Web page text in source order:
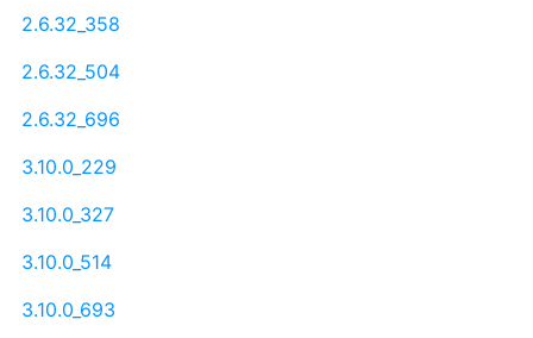
2.6.32_358
2.6.32_504
2.6.32_696
3.10.0_229
3.10.0_327
3.10.0_514
3.10.0_693